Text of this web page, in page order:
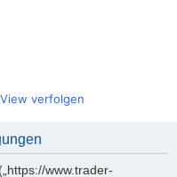
verfolgen
www.trader-